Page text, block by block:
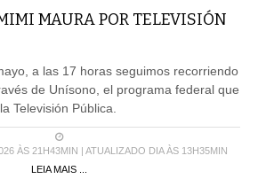
MAURA POR TELEVISIÓN
a las 17 horas seguimos recorriendo
de Unísono, el programa federal que
Televisión Pública.
ÀS 21H43MIN | ATUALIZADO DIA ÀS 13H35MIN
LEIA MAIS ...